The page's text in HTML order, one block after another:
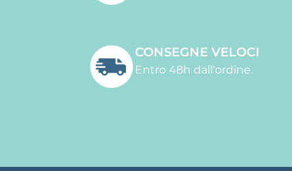
CONSEGNE VELOCI
Entro 48h dall'ordine.